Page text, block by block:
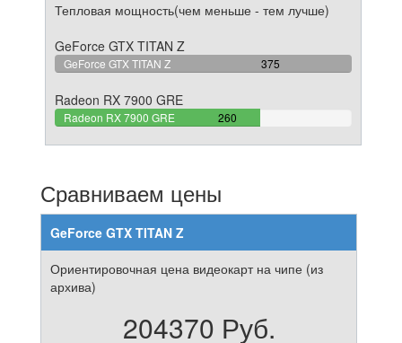
Тепловая мощность(чем меньше - тем лучше)
GeForce GTX TITAN Z
GeForce GTX TITAN Z 375
100%
Radeon RX 7900 GRE
Radeon RX 7900 GRE 260
69.333333333333%
Сравниваем цены
GeForce GTX TITAN Z
Ориентировочная цена видеокарт на чипе (из
архива)
204370 Руб.